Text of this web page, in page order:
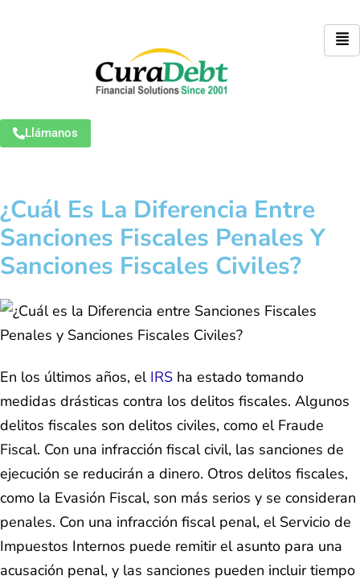
Llámanos
¿Cuál Es La Diferencia Entre
Sanciones Fiscales Penales Y
Sanciones Fiscales Civiles?
En los últimos años, el IRS ha estado tomando
medidas drásticas contra los delitos fiscales. Algunos
delitos fiscales son delitos civiles, como el Fraude
Fiscal. Con una infracción fiscal civil, las sanciones de
ejecución se reducirán a dinero. Otros delitos fiscales,
como la Evasión Fiscal, son más serios y se consideran
penales. Con una infracción fiscal penal, el Servicio de
Impuestos Internos puede remitir el asunto para una
acusación penal, y las sanciones pueden incluir tiempo